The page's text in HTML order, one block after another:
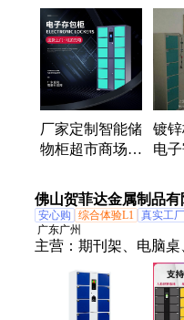
干洗店、存包柜、存
能、智能云柜、自助
能文件、24门存储柜
能物证柜、电子卷宗
智能扫码柜、联网弹药
厂家定制智能储
物柜超市商场共
信扫码电子存包
柜
镀
电
智能
佛山贺菲达金属制品有
安心购 综合体验L1 真实工厂
广东广州
主营： 期刊架、电脑
架、长条桌、毒麻柜
洁柜、高低床、仓储
防暴器材柜、电力铁